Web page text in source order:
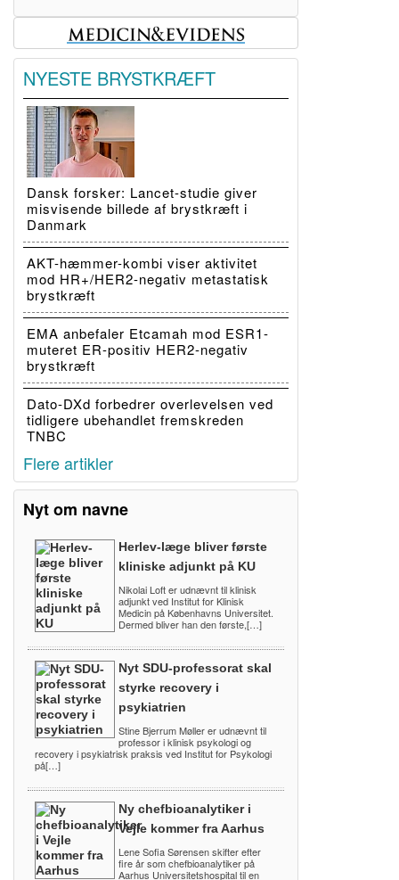
NYESTE BRYSTKRÆFT
Dansk forsker: Lancet-studie giver
misvisende billede af brystkræft i
Danmark
AKT-hæmmer-kombi viser aktivitet
mod HR+/HER2-negativ metastatisk
brystkræft
EMA anbefaler Etcamah mod ESR1-
muteret ER-positiv HER2-negativ
brystkræft
Dato-DXd forbedrer overlevelsen ved
tidligere ubehandlet fremskreden
TNBC
Flere artikler
Nyt om navne
Herlev-læge bliver første
kliniske adjunkt på KU
Nikolai Loft er udnævnt til klinisk
adjunkt ved Institut for Klinisk
Medicin på Københavns Universitet.
Dermed bliver han den første,[…]
Nyt SDU-professorat skal
styrke recovery i
psykiatrien
Stine Bjerrum Møller er udnævnt til
professor i klinisk psykologi og
recovery i psykiatrisk praksis ved Institut for Psykologi
på[…]
Ny chefbioanalytiker i
Vejle kommer fra Aarhus
Lene Sofia Sørensen skifter efter
fire år som chefbioanalytiker på
Aarhus Universitetshospital til en